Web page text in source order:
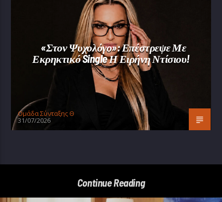
«Στον Ψυχολόγο»: Επέστρεψε Με
Εκρηκτικό Single Η Ειρήνη Ντίσιου!
Oμάδα Σύνταξης Θ
31/07/2026
Continue Reading